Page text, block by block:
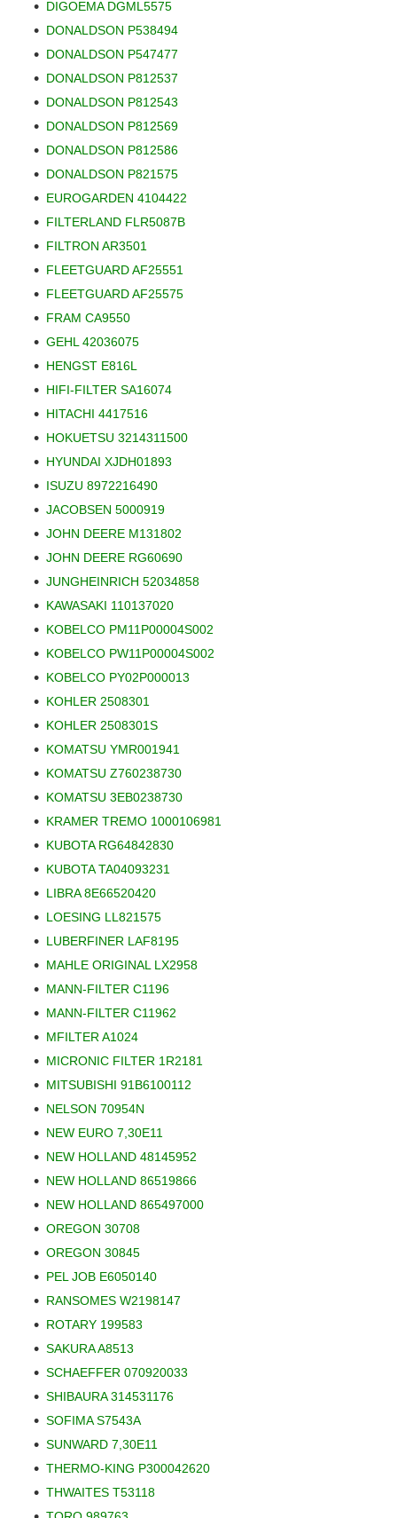
DIGOEMA DGML5575
DONALDSON P538494
DONALDSON P547477
DONALDSON P812537
DONALDSON P812543
DONALDSON P812569
DONALDSON P812586
DONALDSON P821575
EUROGARDEN 4104422
FILTERLAND FLR5087B
FILTRON AR3501
FLEETGUARD AF25551
FLEETGUARD AF25575
FRAM CA9550
GEHL 42036075
HENGST E816L
HIFI-FILTER SA16074
HITACHI 4417516
HOKUETSU 3214311500
HYUNDAI XJDH01893
ISUZU 8972216490
JACOBSEN 5000919
JOHN DEERE M131802
JOHN DEERE RG60690
JUNGHEINRICH 52034858
KAWASAKI 110137020
KOBELCO PM11P00004S002
KOBELCO PW11P00004S002
KOBELCO PY02P000013
KOHLER 2508301
KOHLER 2508301S
KOMATSU YMR001941
KOMATSU Z760238730
KOMATSU 3EB0238730
KRAMER TREMO 1000106981
KUBOTA RG64842830
KUBOTA TA04093231
LIBRA 8E66520420
LOESING LL821575
LUBERFINER LAF8195
MAHLE ORIGINAL LX2958
MANN-FILTER C1196
MANN-FILTER C11962
MFILTER A1024
MICRONIC FILTER 1R2181
MITSUBISHI 91B6100112
NELSON 70954N
NEW EURO 7,30E11
NEW HOLLAND 48145952
NEW HOLLAND 86519866
NEW HOLLAND 865497000
OREGON 30708
OREGON 30845
PEL JOB E6050140
RANSOMES W2198147
ROTARY 199583
SAKURA A8513
SCHAEFFER 070920033
SHIBAURA 314531176
SOFIMA S7543A
SUNWARD 7,30E11
THERMO-KING P300042620
THWAITES T53118